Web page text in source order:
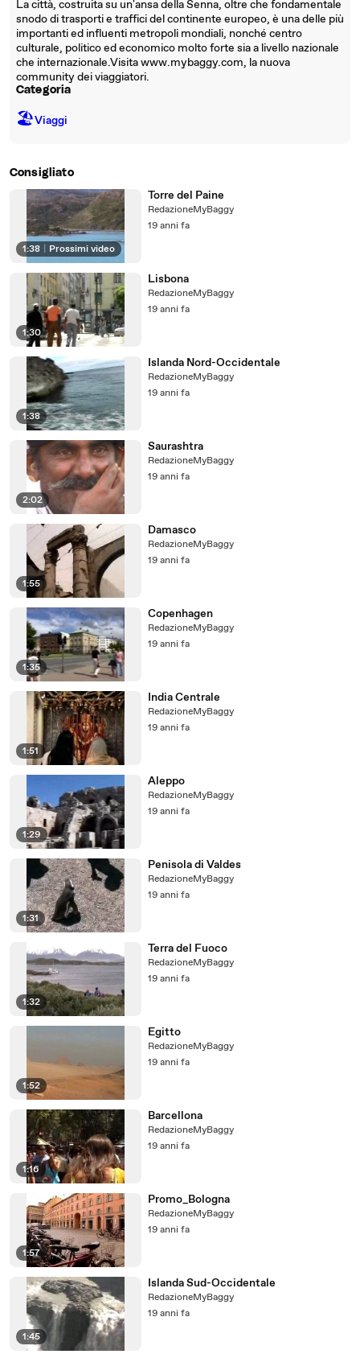
La città, costruita su un'ansa della Senna, oltre che fondamentale
snodo di trasporti e traffici del continente europeo, è una delle più
importanti ed influenti metropoli mondiali, nonché centro
culturale, politico ed economico molto forte sia a livello nazionale
che internazionale.Visita www.mybaggy.com, la nuova
community dei viaggiatori.
Categoria
🏖Viaggi
Consigliato
1:38 Prossimi video
Torre del Paine
RedazioneMyBaggy
19 anni fa
1:30
Lisbona
RedazioneMyBaggy
19 anni fa
1:38
Islanda Nord-Occidentale
RedazioneMyBaggy
19 anni fa
2:02
Saurashtra
RedazioneMyBaggy
19 anni fa
1:55
Damasco
RedazioneMyBaggy
19 anni fa
1:35
Copenhagen
RedazioneMyBaggy
19 anni fa
1:51
India Centrale
RedazioneMyBaggy
19 anni fa
1:29
Aleppo
RedazioneMyBaggy
19 anni fa
1:31
Penisola di Valdes
RedazioneMyBaggy
19 anni fa
1:32
Terra del Fuoco
RedazioneMyBaggy
19 anni fa
1:52
Egitto
RedazioneMyBaggy
19 anni fa
1:16
Barcellona
RedazioneMyBaggy
19 anni fa
1:57
Promo_Bologna
RedazioneMyBaggy
19 anni fa
1:45
Islanda Sud-Occidentale
RedazioneMyBaggy
19 anni fa